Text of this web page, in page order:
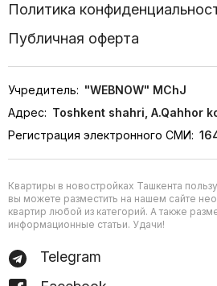
Политика
Публичная оферта
Учредитель: "WEBNOW" MChJ
Адрес: Toshkent shahri, A.Qahhor
Регистрация электронного СМИ:
Квартиры в новостройках Ташкента
вы можете разместить на нашем сайте
квартир любой из категорий. А также
информационные статьи. Удачи!
Telegram